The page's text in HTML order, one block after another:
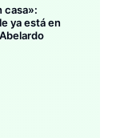
casa»:
ya está en